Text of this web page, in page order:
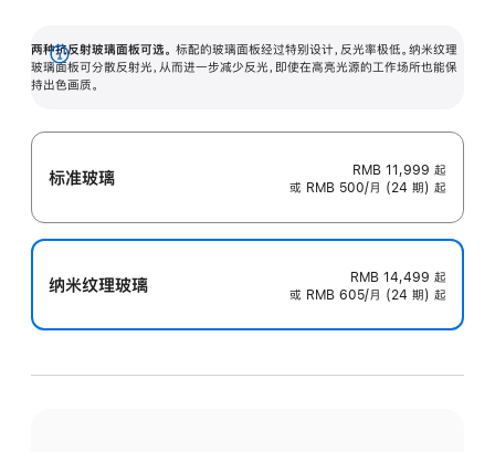
两种抗反射玻璃面板可选。 标配的玻璃面板经过特别设计，反光率极低。纳米纹理
玻璃面板可分散反射光，从而进一步减少反光，即使在高亮光源的工作场所也能保
持出色画质。
展
开
标准玻璃 RMB 11,999 起
或 RMB 500/月 (24 期) 起
纳米纹理玻璃 RMB 14,499 起
或 RMB 605/月 (24 期) 起